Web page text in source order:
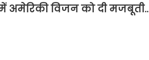
अमेरिकी विजन को दी मजबूती..